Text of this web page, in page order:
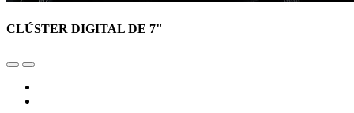
CLÚSTER DIGITAL DE 7"